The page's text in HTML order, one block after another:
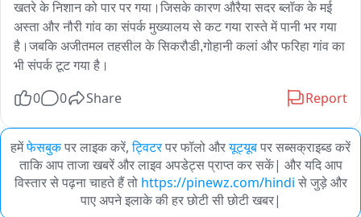
खतरे के निशान को पार पर गया।जिसके कारण औरैया सदर ब्लॉक के मई
अस्ता और नौरी गांव का संपर्क मुख्यालय से कट गया रास्ते में पानी भर गया
है।जबकि अजीतमल तहसील के सिकरौडी,गोहानी कलां और फरिहा गांव का
भी संपर्क टूट गया है।
0 0 Share Report
हमेंफेसबुकपर लाइक करें, ट्विटरपर फॉलो औरयूट्यूबपर सब्सक्राइब्ड करें
ताकि आप ताजा खबरें और लाइव अपडेट्स प्राप्त कर सकें| और यदि आप
विस्तार से पढ़ना चाहते हैं तो https://pinewz.com/hindi से जुड़े और
पाए अपने इलाके की हर छोटी सी छोटी खबर|